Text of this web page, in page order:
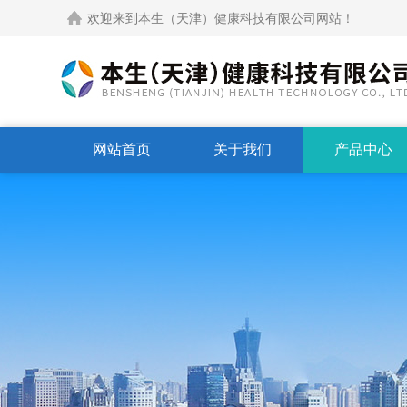
欢迎来到本生（天津）健康科技有限公司网站！
网站首页 关于我们 产品中心